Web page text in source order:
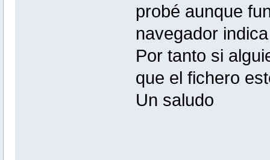
probé aunque
navegador
Por tanto si
que el fichero
Un saludo